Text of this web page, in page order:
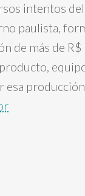
intentos
paulista,
de más de
esa